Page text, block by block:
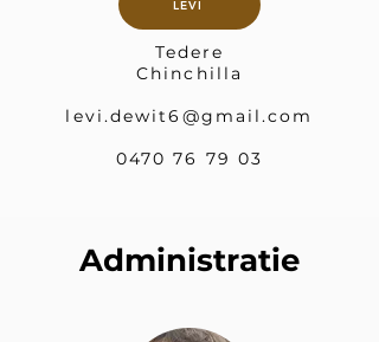
LEVI
Tedere
Chinchilla
levi.dewit6@gmail.com
0470 76 79 03
Administratie